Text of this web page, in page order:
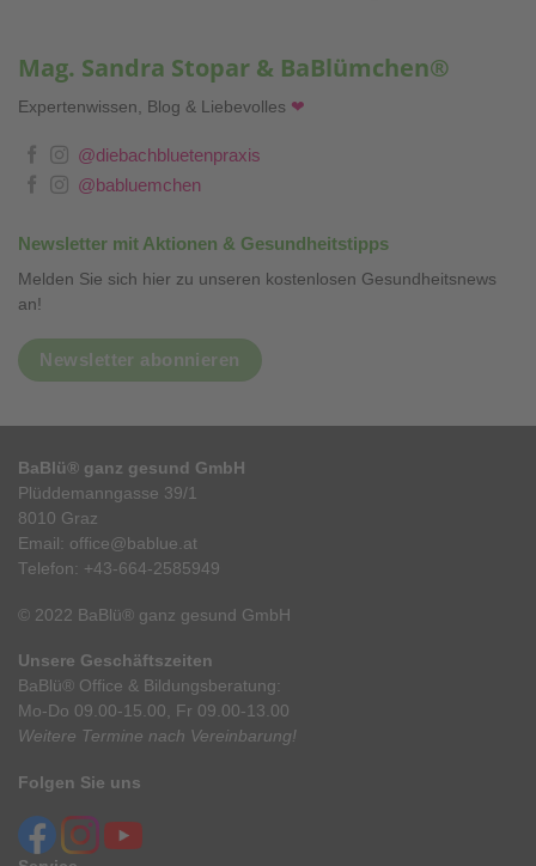
Mag. Sandra Stopar & BaBlümchen®
Expertenwissen, Blog & Liebevolles ❤
@diebachbluetenpraxis
@babluemchen
Newsletter mit Aktionen & Gesundheitstipps
Melden Sie sich hier zu unseren kostenlosen Gesundheitsnews
an!
Newsletter abonnieren
BaBlü® ganz gesund GmbH
Plüddemanngasse 39/1
8010 Graz
Email: office@bablue.at
Telefon: +43-664-2585949
© 2022 BaBlü® ganz gesund GmbH
Unsere Geschäftszeiten
BaBlü® Office & Bildungsberatung:
Mo-Do 09.00-15.00, Fr 09.00-13.00
Weitere Termine nach Vereinbarung!
Folgen Sie uns